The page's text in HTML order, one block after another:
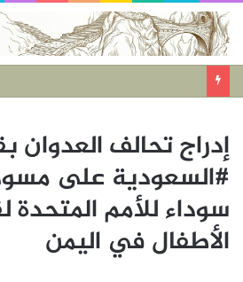
إدراج تحالف العدوان
#السعودية على
سوداء للأمم
الأطفال في اليمن